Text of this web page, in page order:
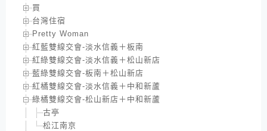
買
台灣住宿
Pretty Woman
紅藍雙線交會-淡水信義＋板南
紅綠雙線交會-淡水信義＋松山新店
藍綠雙線交會-板南＋松山新店
紅橘雙線交會-淡水信義＋中和新蘆
綠橘雙線交會-松山新店＋中和新蘆
古亭
松江南京